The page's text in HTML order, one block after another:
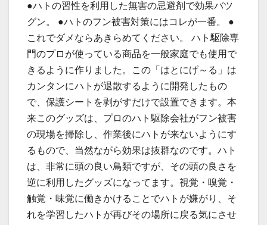
●ハトの習性を利用した無害の忌避剤で効果バツ
グン。 ●ハトのフン被害対策にはコレが一番。 ●
これでダメならあきらめてください。 ハト駆除専
門のプロが使っている商品を一般家庭でも使用で
きるように作りました。この「はとにげ～る」は
カンタンにハトが退散するように開発したもの
で、保護シートを剥がすだけで設置できます。本
来このグッズは、プロのハト駆除会社がフン被害
の現場を掃除し、作業後にハトが来ないようにす
るもので、当然ながら効果は抜群なのです。ハト
は、非常に頭の良い鳥類ですが、その頭の良さを
逆に利用したグッズになってます。視覚・嗅覚・
触覚・味覚に働きかけることでハトが嫌がり、そ
れを学習したハトが再びその場所に戻る気にさせ